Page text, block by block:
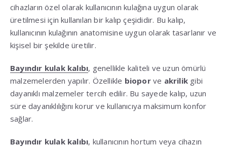
cihazların özel olarak kullanıcının kulağına uygun olarak
üretilmesi için kullanılan bir kalıp çeşididir. Bu kalıp,
kullanıcının kulağının anatomisine uygun olarak tasarlanır ve
kişisel bir şekilde üretilir.
Bayındır kulak kalıbı, genellikle kaliteli ve uzun ömürlü
malzemelerden yapılır. Özellikle bioporve akrilik gibi
dayanıklı malzemeler tercih edilir. Bu sayede kalıp, uzun
süre dayanıklılığını korur ve kullanıcıya maksimum konfor
sağlar.
Bayındır kulak kalıbı, kullanıcının hortum veya cihazın